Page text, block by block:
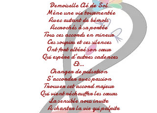
Demoiselle Clé de Sol
Mène une vie tourmentée
Avec autant de bémols
Accrochés à sa portée
Tous ces accords en mineur
Ces soupirs et ces silences
Ont fort altéré son cœur
Qui espère d’autres cadences
Et…
Changer de pulsation
S’accorder avec passion
Trouver cet accord majeur
Qui vient réchauffer les cœurs
La sensible nous invite
A chanter la vie qui palpite